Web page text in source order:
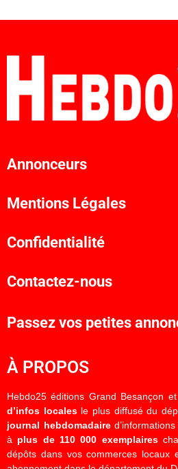
Annonceurs
Mentions Légales
Confidentialité
Contactez-nous
Passez vos petites
À PROPOS
Hebdo25 éditions Grand Besançon
d’infos localesle plus diffusé du
journal hebdomadaire
à plus de 110 000 exemplaires
dépôts dans vos commerces